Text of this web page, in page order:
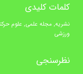
کلمات کلیدی
نشریه, مجله علمی, علوم
ورزشی
نظرسنجی